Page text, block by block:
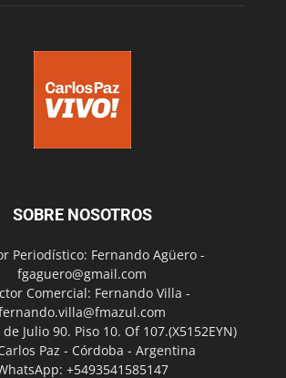
SOBRE NOSOTROS
Periodístico: Fernando Agüero -
fgaguero@gmail.com
Comercial: Fernando Villa -
Julio 90. Piso 10. Of 107.(X5152EYN)
Paz - Córdoba - Argentina
+5493541585147